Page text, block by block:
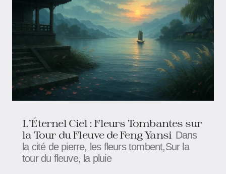
L’Éternel Ciel : Fleurs Tombantes sur
la Tour du Fleuve de Feng Yansi Dans
la cité de pierre, les fleurs tombent,Sur la
tour du fleuve, la pluie